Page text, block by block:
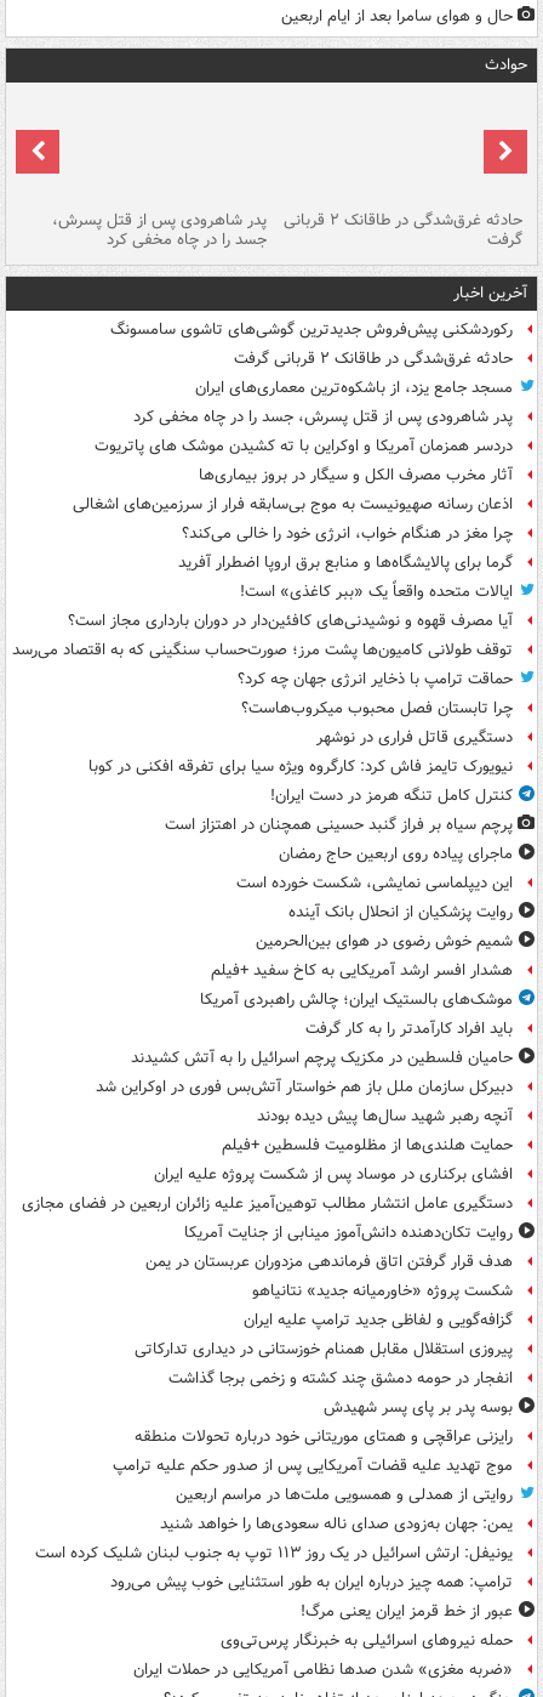
حال و هوای سامرا بعد از ایام اربعین
حوادث
حادثه غرق‌شدگی در طاقانک ۲ قربانی
گرفت
پدر شاهرودی پس از قتل پسرش،
جسد را در چاه مخفی کرد
آخرین اخبار
رکوردشکنی پیش‌فروش جدیدترین گوشی‌های تاشوی سامسونگ
حادثه غرق‌شدگی در طاقانک ۲ قربانی گرفت
مسجد جامع یزد، از باشکوه‌ترین معماری‌های ایران
پدر شاهرودی پس از قتل پسرش، جسد را در چاه مخفی کرد
دردسر همزمان آمریکا و اوکراین با ته کشیدن موشک های پاتریوت
آثار مخرب مصرف الکل و سیگار در بروز بیماری‌ها
اذعان رسانه صهیونیست به موج بی‌سابقه فرار از سرزمین‌های اشغالی
چرا مغز در هنگام خواب، انرژی خود را خالی می‌کند؟
گرما برای پالایشگاه‌ها و منابع برق اروپا اضطرار آفرید
ایالات متحده واقعاً یک «ببر کاغذی» است!
آیا مصرف قهوه و نوشیدنی‌های کافئین‌دار در دوران بارداری مجاز است؟
توقف طولانی کامیون‌ها پشت مرز؛ صورت‌حساب سنگینی که به اقتصاد می‌رسد
حماقت ترامپ با ذخایر انرژی جهان چه کرد؟
چرا تابستان فصل محبوب میکروب‌هاست؟
دستگیری قاتل فراری در نوشهر
نیویورک تایمز فاش کرد: کارگروه ویژه سیا برای تفرقه افکنی در کوبا
کنترل کامل تنگه هرمز در دست ایران!
پرچم سیاه بر فراز گنبد حسینی همچنان در اهتزاز است
ماجرای پیاده روی اربعین حاج رمضان
این دیپلماسی نمایشی، شکست خورده است
روایت پزشکیان از انحلال بانک آینده
شمیم خوش رضوی در هوای بین‌الحرمین
هشدار افسر ارشد آمریکایی به کاخ سفید +فیلم
موشک‌های بالستیک ایران؛ چالش راهبردی آمریکا
باید افراد کارآمدتر را به کار گرفت
حامیان فلسطین در مکزیک پرچم اسرائیل را به آتش کشیدند
دبیرکل سازمان ملل باز هم خواستار آتش‌بس فوری در اوکراین شد
آنچه رهبر شهید سال‌ها پیش دیده بودند
حمایت هلندی‌ها از مظلومیت فلسطین +فیلم
افشای برکناری در موساد پس از شکست پروژه علیه ایران
دستگیری عامل انتشار مطالب توهین‌آمیز علیه زائران اربعین در فضای مجازی
روایت تکان‌دهنده دانش‌آموز مینابی از جنایت آمریکا
هدف قرار گرفتن اتاق‌ فرماندهی مزدوران عربستان در یمن
شکست پروژه «خاورمیانه جدید» نتانیاهو
گزافه‌گویی و لفاظی جدید ترامپ علیه ایران
پیروزی استقلال مقابل همنام خوزستانی در دیداری تدارکاتی
انفجار در حومه دمشق چند کشته و زخمی برجا گذاشت
بوسه‌ پدر بر پای پسر شهیدش
رایزنی عراقچی و همتای موریتانی خود درباره تحولات منطقه
موج تهدید علیه قضات آمریکایی پس از صدور حکم علیه ترامپ
روایتی از همدلی و همسویی ملت‌ها در مراسم اربعین
یمن: جهان به‌زودی صدای ناله سعودی‌ها را خواهد شنید
یونیفل: ارتش اسرائیل در یک روز ۱۱۳ توپ به جنوب لبنان شلیک کرده است
ترامپ: همه چیز درباره ایران به طور استثنایی خوب پیش می‌رود
عبور از خط قرمز ایران یعنی مرگ!
حمله نیروهای اسرائیلی به خبرنگار پرس‌تی‌وی
«ضربه مغزی» شدن صدها نظامی آمریکایی در حملات ایران